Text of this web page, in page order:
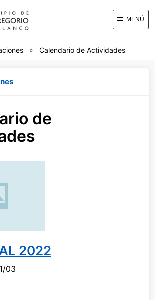
MENÚ
Calendario de Actividades
de
2022
03